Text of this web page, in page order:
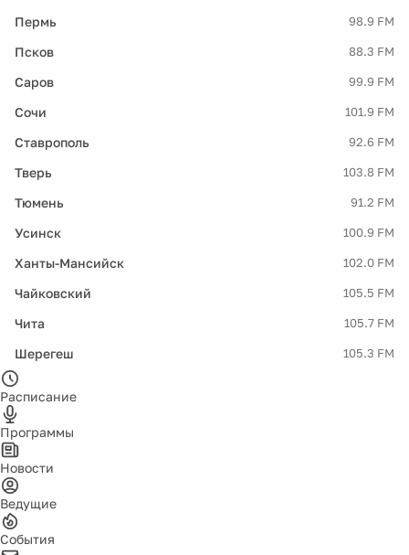
Пермь 98.9 FM
Псков 88.3 FM
Саров 99.9 FM
Сочи 101.9 FM
Ставрополь 92.6 FM
Тверь 103.8 FM
Тюмень 91.2 FM
Усинск 100.9 FM
Ханты-Мансийск 102.0 FM
Чайковский 105.5 FM
Чита 105.7 FM
Шерегеш 105.3 FM
Расписание
Программы
Новости
Ведущие
События